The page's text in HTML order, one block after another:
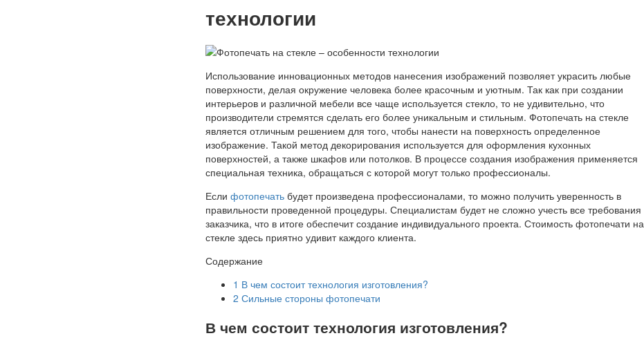
технологии
Использование инновационных методов нанесения изображений позволяет украсить любые
поверхности, делая окружение человека более красочным и уютным. Так как при создании
интерьеров и различной мебели все чаще используется стекло, то не удивительно, что
производители стремятся сделать его более уникальным и стильным. Фотопечать на стекле
является отличным решением для того, чтобы нанести на поверхность определенное
изображение. Такой метод декорирования используется для оформления кухонных
поверхностей, а также шкафов или потолков. В процессе создания изображения применяется
специальная техника, обращаться с которой могут только профессионалы.
Если фотопечать будет произведена профессионалами, то можно получить уверенность в
правильности проведенной процедуры. Специалистам будет не сложно учесть все требования
заказчика, что в итоге обеспечит создание индивидуального проекта. Стоимость фотопечати на
стекле здесь приятно удивит каждого клиента.
Содержание
1 В чем состоит технология изготовления?
2 Сильные стороны фотопечати
В чем состоит технология изготовления?